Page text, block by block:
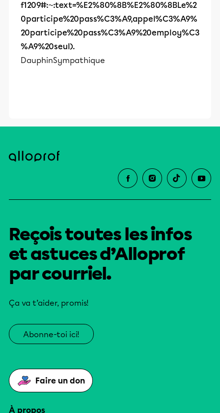
f1209#:~:text=%E2%80%8B%E2%80%8BLe%2
0participe%20pass%C3%A9,appel%C3%A9%
20participe%20pass%C3%A9%20employ%C3
%A9%20seul).
DauphinSympathique
Reçois toutes les infos
et astuces d’Alloprof
par courriel.
Ça va t’aider, promis!
Abonne-toi ici!
Faire un don
À propos